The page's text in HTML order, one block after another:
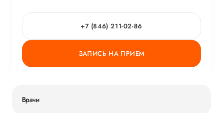
ГОРЯЧАЯ ЛИНИЯ КАЧЕСТВА
+7 (846) 211-02-86
ЗАПИСЬ НА ПРИЕМ
Врачи